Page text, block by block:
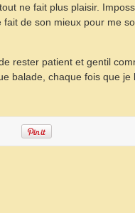
ne fait plus plaisir.
fait de son mieux pour me
rester patient et gentil
balade, chaque fois que